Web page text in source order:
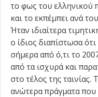
το φως του ελληνικού
και το εκπέμπει ανά
Ήταν ιδιαίτερα
ο ίδιος διαπίστωσα
σήμερα από ό,τι το
από τα ισχυρά και
στο τέλος της ταινίας.
ανώτερα πράγματα